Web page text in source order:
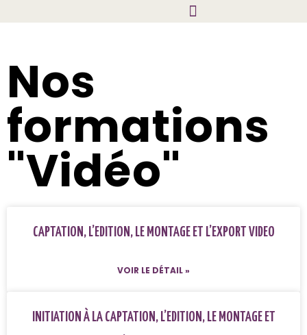
Nos
formations
"Vidéo"
CAPTATION, L’EDITION, LE MONTAGE ET L’EXPORT VIDEO
VOIR LE DÉTAIL »
INITIATION À LA CAPTATION, L’EDITION, LE MONTAGE ET